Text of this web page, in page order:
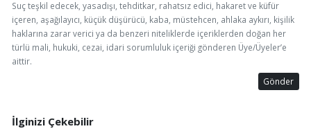
Suç teşkil edecek, yasadışı, tehditkar, rahatsız edici, hakaret ve küfür
içeren, aşağılayıcı, küçük düşürücü, kaba, müstehcen, ahlaka aykırı, kişilik
haklarına zarar verici ya da benzeri niteliklerde içeriklerden doğan her
türlü mali, hukuki, cezai, idari sorumluluk içeriği gönderen Üye/Üyeler’e
aittir.
Gönder
İlginizi Çekebilir